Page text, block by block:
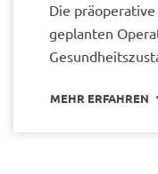
Die
geplanten
MEHR ERFAHREN